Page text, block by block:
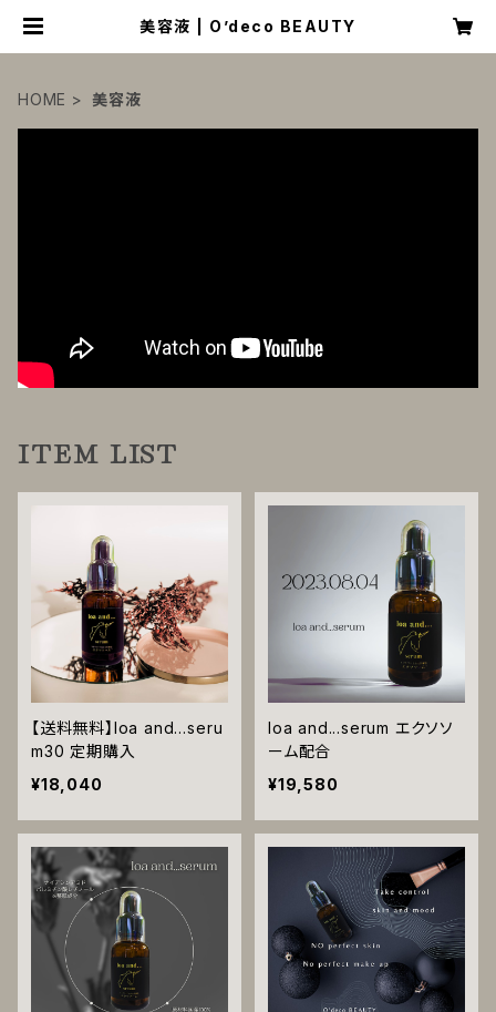
美容液 | O’deco BEAUTY
HOME 美容液
ITEM LIST
【送料無料】loa and…seru
m30 定期購入
¥18,040
loa and...serum エクソソ
ーム配合
¥19,580